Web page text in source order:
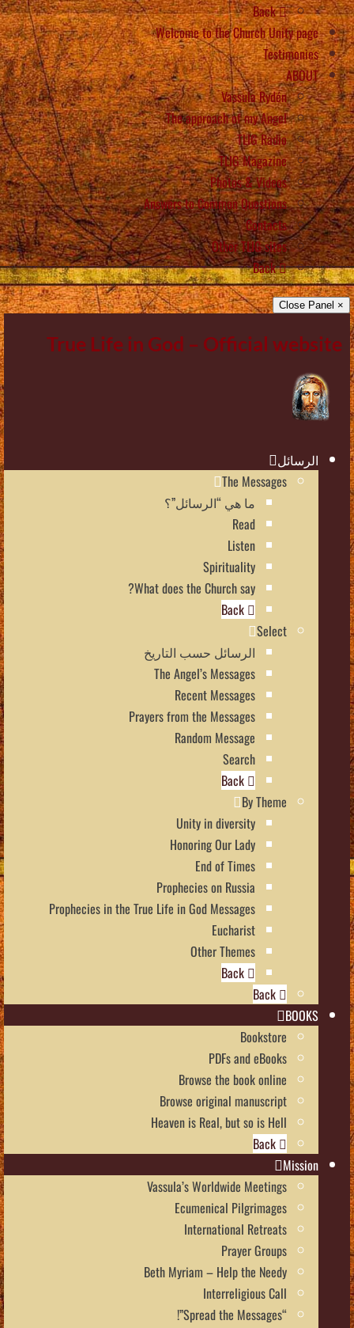
Back
Welcome to the Church Unity page
Testimonies
ABOUT
Vassula Rydén
The approach of my Angel
TLIG Radio
TLIG Magazine
Photos & Videos
Answers to Common Questions
Contacts
Other TLIG sites
Back
× Close Panel
True Life in God – Official website
الرسائل
The Messages
ما هي “الرسائل”؟
Read
Listen
Spirituality
What does the Church say?
Select
الرسائل حسب التاريخ
The Angel’s Messages
Recent Messages
Prayers from the Messages
Random Message
Search
By Theme
Unity in diversity
Honoring Our Lady
End of Times
Prophecies on Russia
Prophecies in the True Life in God Messages
Eucharist
Other Themes
BOOKS
Bookstore
PDFs and eBooks
Browse the book online
Browse original manuscript
Heaven is Real, but so is Hell
Mission
Vassula’s Worldwide Meetings
Ecumenical Pilgrimages
International Retreats
Prayer Groups
Beth Myriam – Help the Needy
Interreligious Call
“Spread the Messages”!